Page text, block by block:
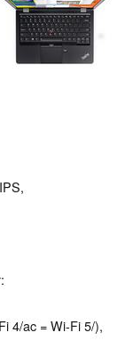
4/ac = Wi-Fi 5/),